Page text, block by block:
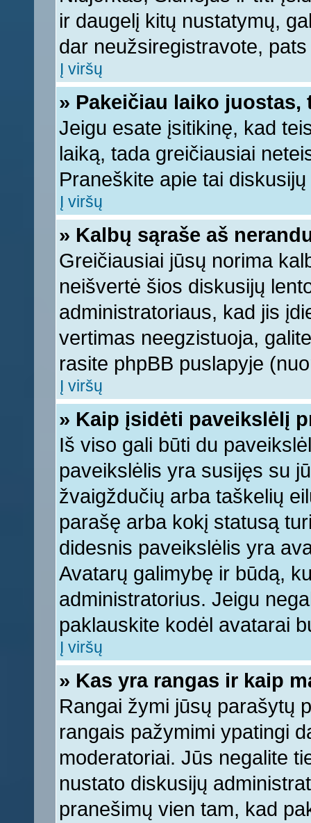
ir daugelį kitų nustatymų,
dar neužsiregistravote,
Į viršų
» Pakeičiau laiko
Jeigu esate įsitikinę, kad
laiką, tada greičiausiai
Praneškite apie tai
Į viršų
» Kalbų sąraše aš
Greičiausiai jūsų norima
neišvertė šios diskusijų
administratoriaus, kad jis
vertimas neegzistuoja,
rasite phpBB puslapyje
Į viršų
» Kaip įsidėti paveikslėlį
Iš viso gali būti du
paveikslėlis yra susijęs su
žvaigždučių arba taškelių
parašę arba kokį statusą
didesnis paveikslėlis yra
Avatarų galimybę ir būdą,
administratorius. Jeigu
paklauskite kodėl avatarai
Į viršų
» Kas yra rangas ir kaip
Rangai žymi jūsų parašytų
rangais pažymimi ypatingi
moderatoriai. Jūs negalite
nustato diskusijų
pranešimų vien tam, kad